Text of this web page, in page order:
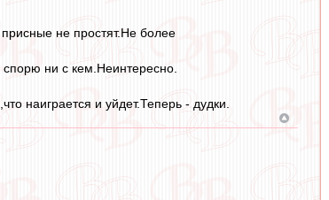
не простят.Не более
ни с кем.Неинтересно.
наиграется и уйдет.Теперь - дудки.